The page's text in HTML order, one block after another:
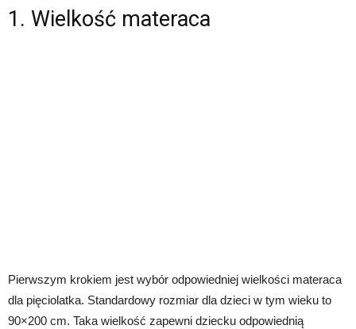
1. Wielkość materaca
Pierwszym krokiem jest wybór odpowiedniej wielkości materaca
dla pięciolatka. Standardowy rozmiar dla dzieci w tym wieku to
90×200 cm. Taka wielkość zapewni dziecku odpowiednią